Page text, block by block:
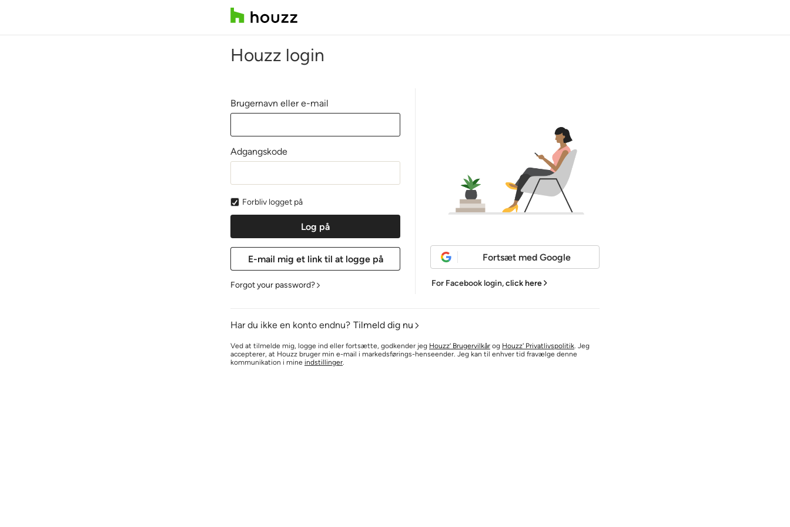
Houzz login
Brugernavn eller e-mail
Adgangskode
Forbliv logget på
Forgot your password?
Fortsæt med Google
For Facebook login,click here
Har du ikke en konto endnu? Tilmeld dig nu
Ved at tilmelde mig, logge ind eller fortsætte, godkender jeg Houzz’ Brugervilkår og Houzz' Privatlivspolitik. Jeg
accepterer, at Houzz bruger min e-mail i markedsførings-henseender. Jeg kan til enhver tid fravælge denne
kommunikation i mine indstillinger.